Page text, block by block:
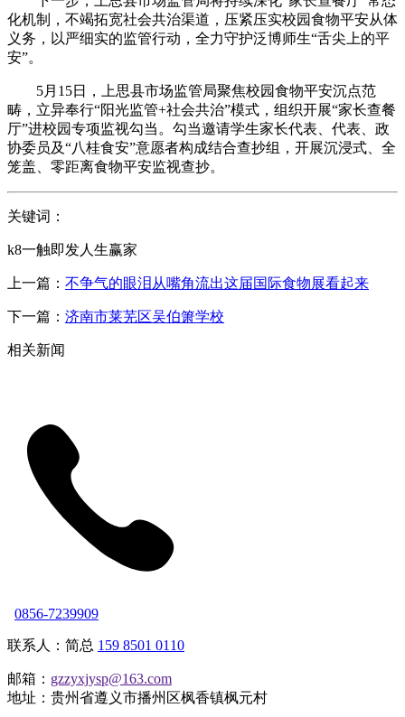
化机制，不竭拓宽社会共治渠道，压紧压实校园食物平安从体
义务，以严细实的监管行动，全力守护泛博师生“舌尖上的平
安”。
5月15日，上思县市场监管局聚焦校园食物平安沉点范
畴，立异奉行“阳光监管+社会共治”模式，组织开展“家长查餐
厅”进校园专项监视勾当。勾当邀请学生家长代表、代表、政
协委员及“八桂食安”意愿者构成结合查抄组，开展沉浸式、全
笼盖、零距离食物平安监视查抄。
关键词：
k8一触即发人生赢家
上一篇： 不争气的眼泪从嘴角流出这届国际食物展看起来
下一篇： 济南市莱芜区吴伯箫学校
相关新闻
0856-7239909
联系人：简总 159 8501 0110
邮箱： gzzyxjysp@163.com
地址：贵州省遵义市播州区枫香镇枫元村